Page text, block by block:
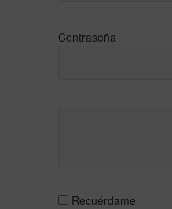
Contraseña
Recuérdame